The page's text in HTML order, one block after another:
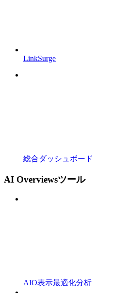
LinkSurge
総合ダッシュボード
AI Overviewsツール
AIO表示最適化分析